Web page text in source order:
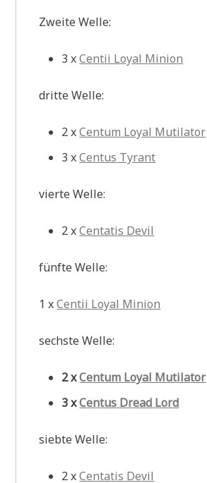
Zweite Welle:
3 xCentii Loyal Minion
dritte Welle:
2 xCentum Loyal Mutilator
3 xCentus Tyrant
vierte Welle:
2 xCentatis Devil
fünfte Welle:
1 xCentii Loyal Minion
sechste Welle:
2 xCentum Loyal Mutilator
3 xCentus Dread Lord
siebte Welle:
2 xCentatis Devil